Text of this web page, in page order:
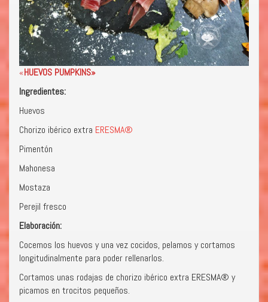
«HUEVOS PUMPKINS»
Ingredientes:
Huevos
Chorizo ibérico extra ERESMA®
Pimentón
Mahonesa
Mostaza
Perejil fresco
Elaboración:
Cocemos los huevos y una vez cocidos, pelamos y cortamos
longitudinalmente para poder rellenarlos.
Cortamos unas rodajas de chorizo ibérico extra ERESMA® y
picamos en trocitos pequeños.